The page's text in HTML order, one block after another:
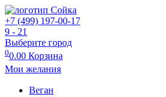
+7 (499) 197-00-17
9 - 21
Выберите город
00.00 Корзина
Мои желания
Веган